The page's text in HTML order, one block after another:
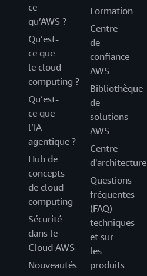
ce
qu’AWS ?
Qu’est-
ce que
le cloud
computing ?
Qu’est-
ce que
l’IA
agentique ?
Hub de
concepts
de cloud
computing
Sécurité
dans le
Cloud AWS
Nouveautés
Formation
Centre
de
confiance
AWS
Bibliothèque
de
solutions
AWS
Centre
d'architecture
Questions
fréquentes
(FAQ)
techniques
et sur
les
produits